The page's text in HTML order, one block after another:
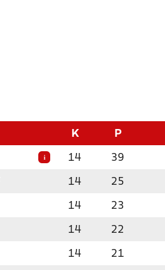
K P
i 14 39
14 25
14 23
14 22
14 21